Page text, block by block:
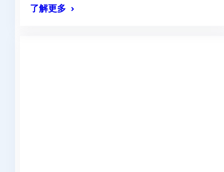
了解更多